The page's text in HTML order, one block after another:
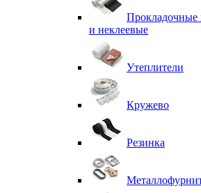
Прокладочные
и неклеевые
Утеплители
Кружево
Резинка